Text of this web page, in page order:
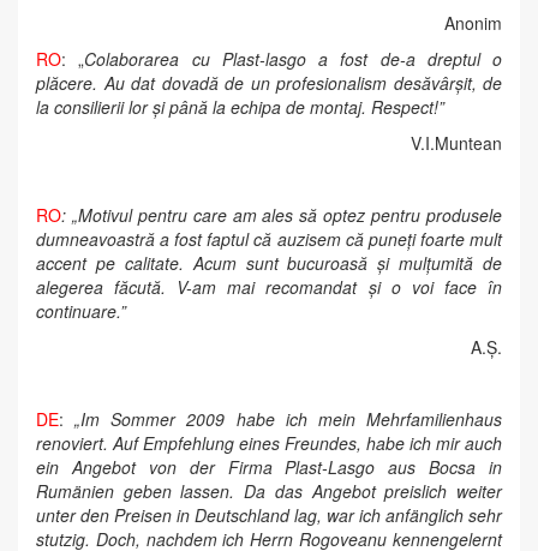
Anonim
RO: „Colaborarea cu Plast-lasgo a fost de-a dreptul o
plăcere. Au dat dovadă de un profesionalism desăvârșit, de
la consilierii lor și până la echipa de montaj. Respect!”
V.I.Muntean
RO: „Motivul pentru care am ales să optez pentru produsele
dumneavoastră a fost faptul că auzisem că puneți foarte mult
accent pe calitate. Acum sunt bucuroasă și mulțumită de
alegerea făcută. V-am mai recomandat și o voi face în
continuare.”
A.Ș.
DE:„Im Sommer 2009 habe ich mein Mehrfamilienhaus
renoviert. Auf Empfehlung eines Freundes, habe ich mir auch
ein Angebot von der Firma Plast-Lasgo aus Bocsa in
Rumänien geben lassen. Da das Angebot preislich weiter
unter den Preisen in Deutschland lag, war ich anfänglich sehr
stutzig. Doch, nachdem ich Herrn Rogoveanu kennengelernt